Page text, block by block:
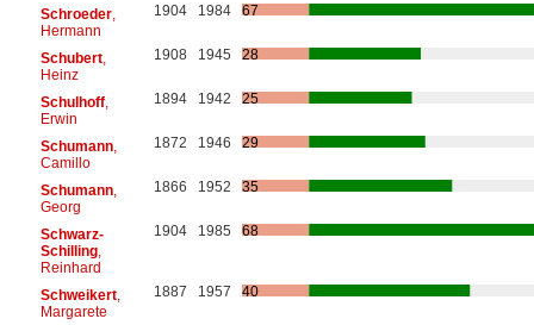
Schroeder,
Hermann
1904 1984 67
Schubert,
Heinz
1908 1945 28
Schulhoff,
Erwin
1894 1942 25
Schumann,
Camillo
1872 1946 29
Schumann,
Georg
1866 1952 35
Schwarz-
Schilling,
Reinhard
1904 1985 68
Schweikert,
Margarete
1887 1957 40